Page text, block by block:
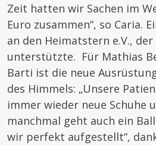
Zeit hatten wir Sachen im
Euro zusammen“, so Caria.
an den Heimatstern e.V.,
unterstützte. Für Mathias
Barti ist die neue
des Himmels: „Unsere
immer wieder neue Schuhe
manchmal geht auch ein
wir perfekt aufgestellt“,